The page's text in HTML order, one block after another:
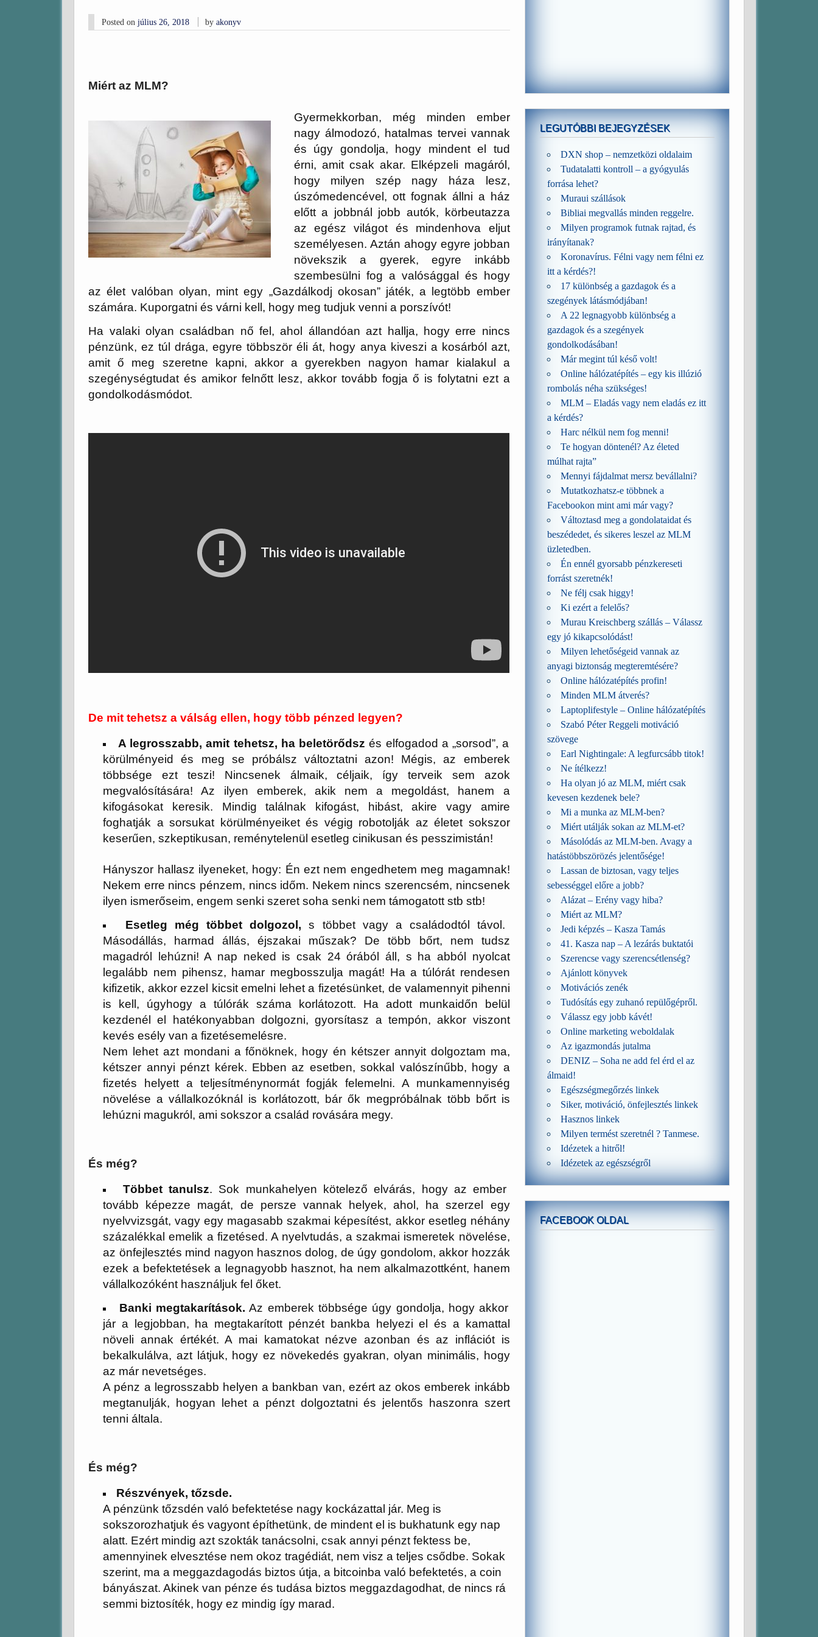
Posted on július 26, 2018 byakonyv
Miért az MLM?
Gyermekkorban, még minden ember
nagy álmodozó, hatalmas tervei vannak
és úgy gondolja, hogy mindent el tud
érni, amit csak akar. Elképzeli magáról,
hogy milyen szép nagy háza lesz,
úszómedencével, ott fognak állni a ház
előtt a jobbnál jobb autók, körbeutazza
az egész világot és mindenhova eljut
személyesen. Aztán ahogy egyre jobban
növekszik a gyerek, egyre inkább
szembesülni fog a valósággal és hogy
az élet valóban olyan, mint egy „Gazdálkodj okosan” játék, a legtöbb ember
számára. Kuporgatni és várni kell, hogy meg tudjuk venni a porszívót!
Ha valaki olyan családban nő fel, ahol állandóan azt hallja, hogy erre nincs
pénzünk, ez túl drága, egyre többször éli át, hogy anya kiveszi a kosárból azt,
amit ő meg szeretne kapni, akkor a gyerekben nagyon hamar kialakul a
szegénységtudat és amikor felnőtt lesz, akkor tovább fogja ő is folytatni ezt a
gondolkodásmódot.
De mit tehetsz a válság ellen, hogy több pénzed legyen?
A legrosszabb, amit tehetsz, ha beletörődsz és elfogadod a „sorsod”, a
körülményeid és meg se próbálsz változtatni azon! Mégis, az emberek
többsége ezt teszi! Nincsenek álmaik, céljaik, így terveik sem azok
megvalósítására! Az ilyen emberek, akik nem a megoldást, hanem a
kifogásokat keresik. Mindig találnak kifogást, hibást, akire vagy amire
foghatják a sorsukat körülményeiket és végig robotolják az életet sokszor
keserűen, szkeptikusan, reménytelenül esetleg cinikusan és pesszimistán!
Hányszor hallasz ilyeneket, hogy: Én ezt nem engedhetem meg magamnak!
Nekem erre nincs pénzem, nincs időm. Nekem nincs szerencsém, nincsenek
ilyen ismerőseim, engem senki szeret soha senki nem támogatott stb stb!
Esetleg még többet dolgozol, s többet vagy a családodtól távol.
Másodállás, harmad állás, éjszakai műszak? De több bőrt, nem tudsz
magadról lehúzni! A nap neked is csak 24 órából áll, s ha abból nyolcat
legalább nem pihensz, hamar megbosszulja magát! Ha a túlórát rendesen
kifizetik, akkor ezzel kicsit emelni lehet a fizetésünket, de valamennyit pihenni
is kell, úgyhogy a túlórák száma korlátozott. Ha adott munkaidőn belül
kezdenél el hatékonyabban dolgozni, gyorsítasz a tempón, akkor viszont
kevés esély van a fizetésemelésre.
Nem lehet azt mondani a főnöknek, hogy én kétszer annyit dolgoztam ma,
kétszer annyi pénzt kérek. Ebben az esetben, sokkal valószínűbb, hogy a
fizetés helyett a teljesítménynormát fogják felemelni. A munkamennyiség
növelése a vállalkozóknál is korlátozott, bár ők megpróbálnak több bőrt is
lehúzni magukról, ami sokszor a család rovására megy.
És még?
Többet tanulsz. Sok munkahelyen kötelező elvárás, hogy az ember
tovább képezze magát, de persze vannak helyek, ahol, ha szerzel egy
nyelvvizsgát, vagy egy magasabb szakmai képesítést, akkor esetleg néhány
százalékkal emelik a fizetésed. A nyelvtudás, a szakmai ismeretek növelése,
az önfejlesztés mind nagyon hasznos dolog, de úgy gondolom, akkor hozzák
ezek a befektetések a legnagyobb hasznot, ha nem alkalmazottként, hanem
vállalkozóként használjuk fel őket.
Banki megtakarítások. Az emberek többsége úgy gondolja, hogy akkor
jár a legjobban, ha megtakarított pénzét bankba helyezi el és a kamattal
növeli annak értékét. A mai kamatokat nézve azonban és az inflációt is
bekalkulálva, azt látjuk, hogy ez növekedés gyakran, olyan minimális, hogy
az már nevetséges.
A pénz a legrosszabb helyen a bankban van, ezért az okos emberek inkább
megtanulják, hogyan lehet a pénzt dolgoztatni és jelentős haszonra szert
tenni általa.
És még?
Részvények, tőzsde.
A pénzünk tőzsdén való befektetése nagy kockázattal jár. Meg is
sokszorozhatjuk és vagyont építhetünk, de mindent el is bukhatunk egy nap
alatt. Ezért mindig azt szokták tanácsolni, csak annyi pénzt fektess be,
amennyinek elvesztése nem okoz tragédiát, nem visz a teljes csődbe. Sokak
szerint, ma a meggazdagodás biztos útja, a bitcoinba való befektetés, a coin
bányászat.Akinek van pénze és tudása biztos meggazdagodhat, de nincs rá
semmi biztosíték, hogy ez mindig így marad.
LEGUTÓBBI BEJEGYZÉSEK
DXN shop – nemzetközi oldalaim
Tudatalatti kontroll – a gyógyulás
forrása lehet?
Muraui szállások
Bibliai megvallás minden reggelre.
Milyen programok futnak rajtad, és
irányítanak?
Koronavírus. Félni vagy nem félni ez
itt a kérdés?!
17 különbség a gazdagok és a
szegények látásmódjában!
A 22 legnagyobb különbség a
gazdagok és a szegények
gondolkodásában!
Már megint túl késő volt!
Online hálózatépítés – egy kis illúzió
rombolás néha szükséges!
MLM – Eladás vagy nem eladás ez itt
a kérdés?
Harc nélkül nem fog menni!
Te hogyan döntenél? Az életed
múlhat rajta”
Mennyi fájdalmat mersz bevállalni?
Mutatkozhatsz-e többnek a
Facebookon mint ami már vagy?
Változtasd meg a gondolataidat és
beszédedet, és sikeres leszel az MLM
üzletedben.
Én ennél gyorsabb pénzkereseti
forrást szeretnék!
Ne félj csak higgy!
Ki ezért a felelős?
Murau Kreischberg szállás – Válassz
egy jó kikapcsolódást!
Milyen lehetőségeid vannak az
anyagi biztonság megteremtésére?
Online hálózatépítés profin!
Minden MLM átverés?
Laptoplifestyle – Online hálózatépítés
Szabó Péter Reggeli motiváció
szövege
Earl Nightingale: A legfurcsább titok!
Ne ítélkezz!
Ha olyan jó az MLM, miért csak
kevesen kezdenek bele?
Mi a munka az MLM-ben?
Miért utálják sokan az MLM-et?
Másolódás az MLM-ben. Avagy a
hatástöbbszörözés jelentősége!
Lassan de biztosan, vagy teljes
sebességgel előre a jobb?
Alázat – Erény vagy hiba?
Miért az MLM?
Jedi képzés – Kasza Tamás
41. Kasza nap – A lezárás buktatói
Szerencse vagy szerencsétlenség?
Ajánlott könyvek
Motivációs zenék
Tudósítás egy zuhanó repülőgépről.
Válassz egy jobb kávét!
Online marketing weboldalak
Az igazmondás jutalma
DENIZ – Soha ne add fel érd el az
álmaid!
Egészségmegőrzés linkek
Siker, motiváció, önfejlesztés linkek
Hasznos linkek
Milyen termést szeretnél ? Tanmese.
Idézetek a hitről!
Idézetek az egészségről
FACEBOOK OLDAL